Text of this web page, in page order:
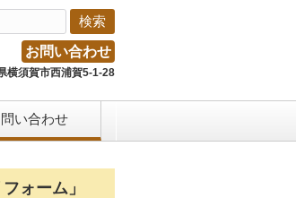
お問い合わせ
横須賀市西浦賀5-1-28
い合わせ
ォーム」